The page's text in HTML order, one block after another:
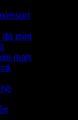
resort
đá mini
mart